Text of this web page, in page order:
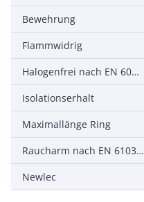
Bewehrung
Flammwidrig
Halogenfrei nach EN 60754-1/2
Isolationserhalt
Maximallänge Ring
Raucharm nach EN 61034-2
Newlec